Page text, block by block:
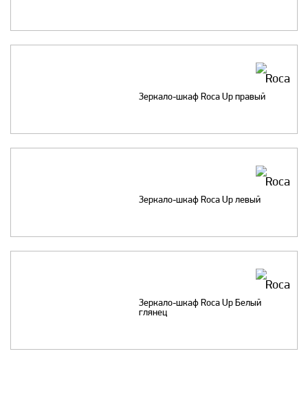
Зеркало-шкаф Roca Up правый
Зеркало-шкаф Roca Up левый
Зеркало-шкаф Roca Up Белый
глянец